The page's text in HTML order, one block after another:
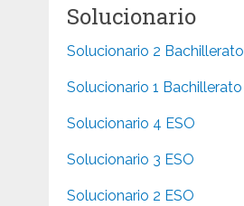
Solucionario
Solucionario 2 Bachillerato
Solucionario 1 Bachillerato
Solucionario 4 ESO
Solucionario 3 ESO
Solucionario 2 ESO